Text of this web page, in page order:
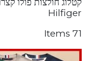
Hilfiger
71 Items